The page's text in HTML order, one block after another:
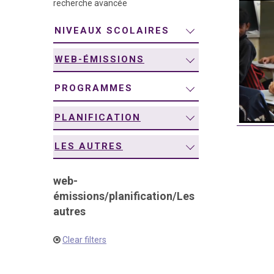
recherche avancée
NIVEAUX SCOLAIRES
WEB-ÉMISSIONS
PROGRAMMES
PLANIFICATION
LES AUTRES
web-
émissions/planification/Les
autres
Clear filters